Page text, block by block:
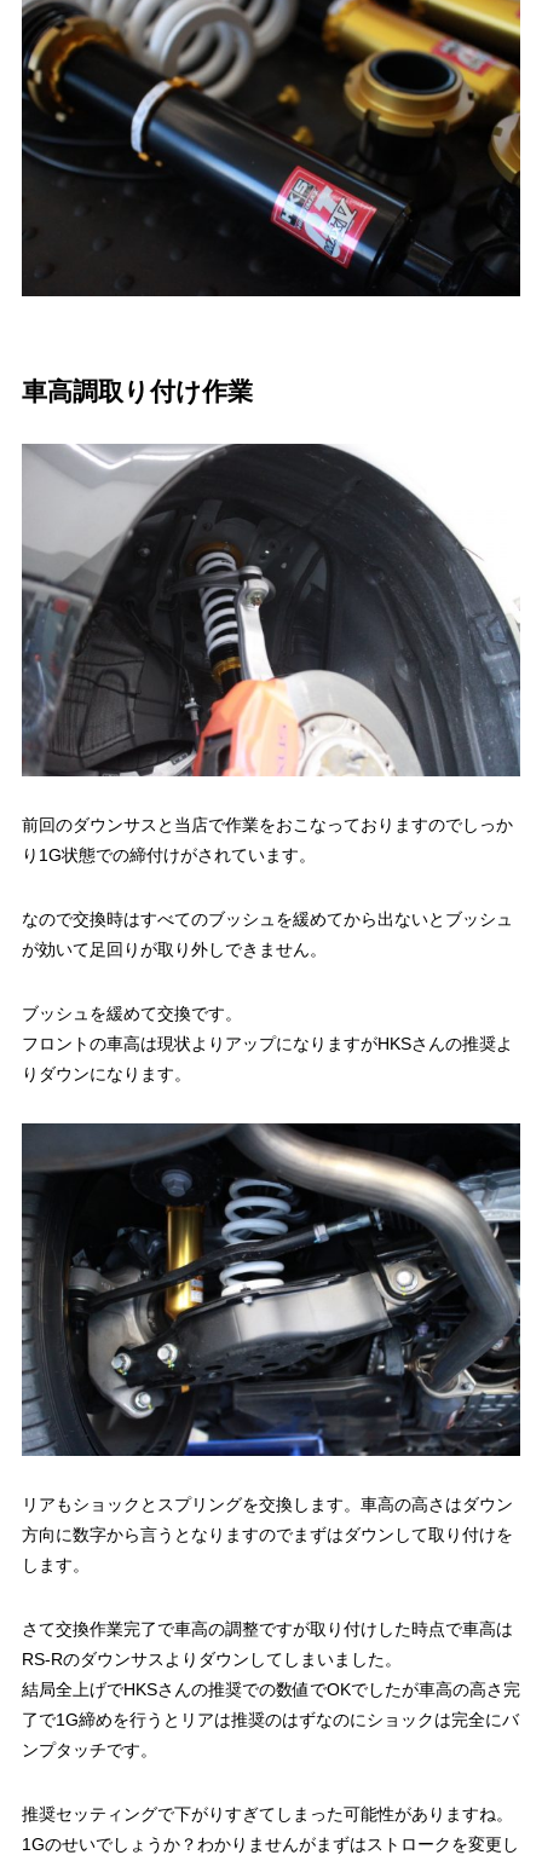
車高調取り付け作業
前回のダウンサスと当店で作業をおこなっておりますのでしっか
り1G状態での締付けがされています。
なので交換時はすべてのブッシュを緩めてから出ないとブッシュ
が効いて足回りが取り外しできません。
ブッシュを緩めて交換です。
フロントの車高は現状よりアップになりますがHKSさんの推奨よ
りダウンになります。
リアもショックとスプリングを交換します。車高の高さはダウン
方向に数字から言うとなりますのでまずはダウンして取り付けを
します。
さて交換作業完了で車高の調整ですが取り付けした時点で車高は
RS-Rのダウンサスよりダウンしてしまいました。
結局全上げでHKSさんの推奨での数値でOKでしたが車高の高さ完
了で1G締めを行うとリアは推奨のはずなのにショックは完全にバ
ンプタッチです。
推奨セッティングで下がりすぎてしまった可能性がありますね。
1Gのせいでしょうか？わかりませんがまずはストロークを変更し